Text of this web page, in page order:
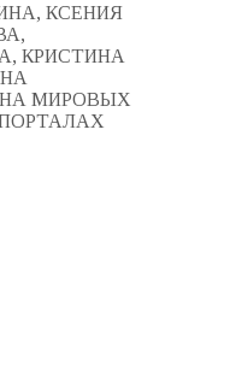
КСЕНИЯ
КРИСТИНА
МИРОВЫХ